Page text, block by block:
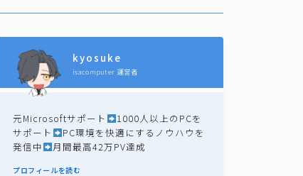
kyosuke
isacomputer 運営者
元Microsoftサポート
1000人以上のPCを
サポート
PC環境を快適にするノウハウを
発信中
月間最高42万PV達成
プロフィールを読む